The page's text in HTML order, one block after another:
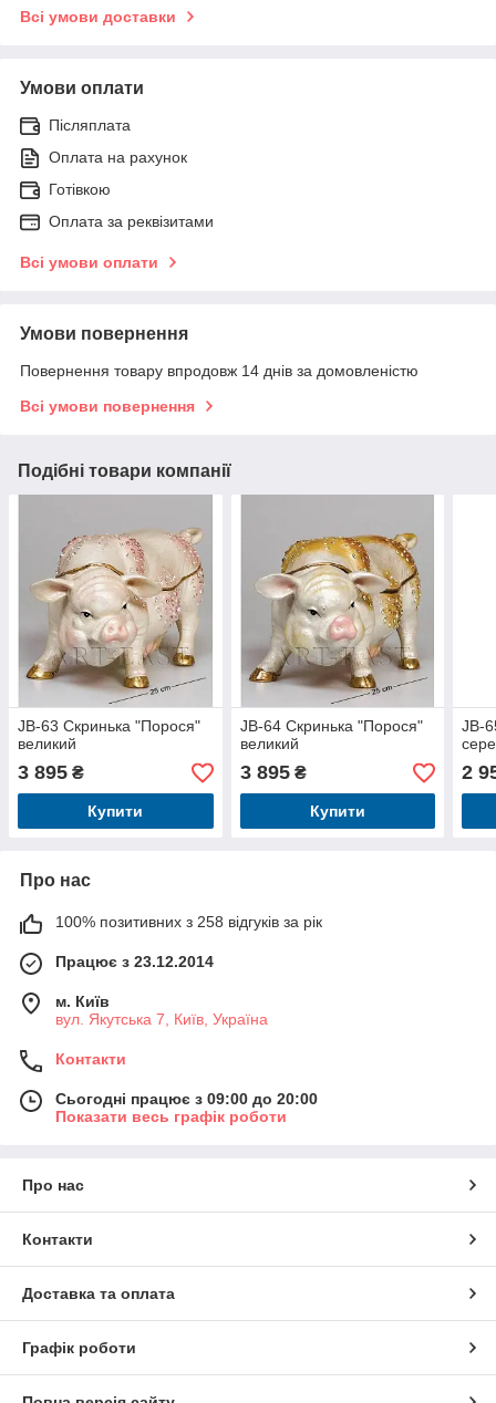
Всі умови доставки
Умови оплати
Післяплата
Оплата на рахунок
Готівкою
Оплата за реквізитами
Всі умови оплати
Умови повернення
Повернення товару впродовж 14 днів за домовленістю
Всі умови повернення
Подібні товари компанії
JB-63 Скринька "Порося"
великий
3 895 ₴
Купити
JB-64 Скринька "Порося"
великий
3 895₴
Купити
JB-
2
Про нас
100% позитивних з 258 відгуків за рік
Працює з 23.12.2014
м. Київ
вул. Якутська 7, Київ, Україна
Контакти
Сьогодні працює з 09:00 до 20:00
Показати весь графік роботи
Про нас
Контакти
Доставка та оплата
Графік роботи